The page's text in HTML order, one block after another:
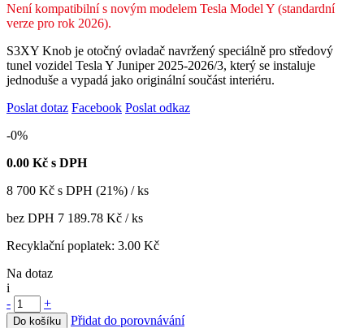
Není kompatibilní s novým modelem Tesla Model Y (standardní
verze pro rok 2026).
S3XY Knob je otočný ovladač navržený speciálně pro středový
tunel vozidel Tesla Y Juniper 2025-2026/3, který se instaluje
jednoduše a vypadá jako originální součást interiéru.
Poslat dotaz Facebook Poslat odkaz
-0%
0.00 Kč s DPH
8 700 Kč s DPH (21%) / ks
bez DPH 7 189.78 Kč / ks
Recyklační poplatek: 3.00 Kč
Na dotaz
i
-
+
Do košíku
Přidat do porovnávání